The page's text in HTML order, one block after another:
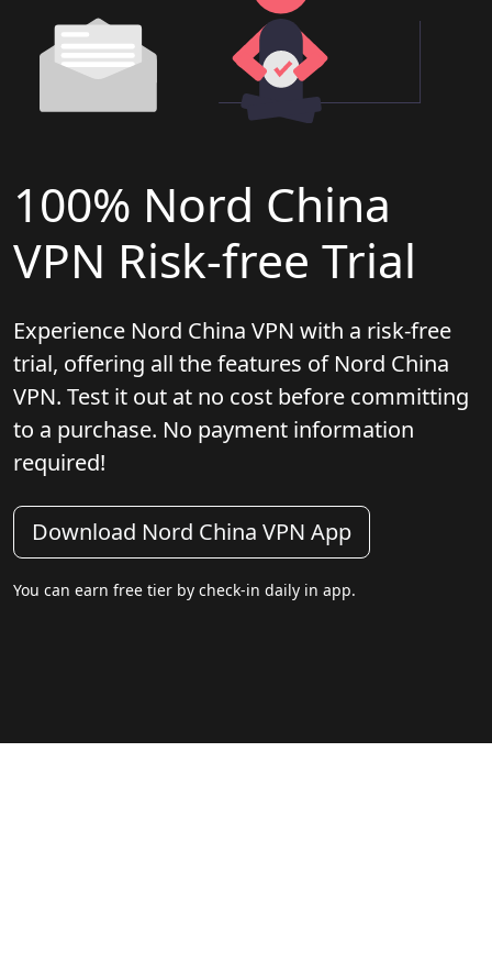
100% Nord China
VPN Risk-free Trial
Experience Nord China VPN with a risk-free
trial, offering all the features of Nord China
VPN. Test it out at no cost before committing
to a purchase. No payment information
required!
Download Nord China VPN App
You can earn free tier by check-in daily in app.